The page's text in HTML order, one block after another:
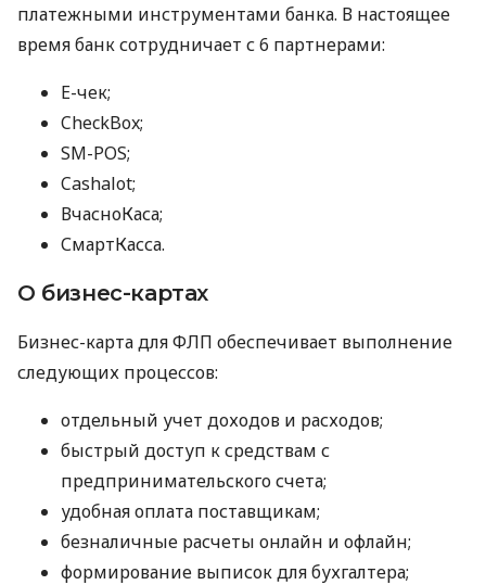
платежными инструментами банка. В настоящее
время банк сотрудничает с 6 партнерами:
E-чек;
CheckBox;
SM-POS;
Cashalot;
ВчасноКаса;
СмартКасса.
О бизнес-картах
Бизнес-карта для ФЛП обеспечивает выполнение
следующих процессов:
отдельный учет доходов и расходов;
быстрый доступ к средствам с
предпринимательского счета;
удобная оплата поставщикам;
безналичные расчеты онлайн и офлайн;
формирование выписок для бухгалтера;